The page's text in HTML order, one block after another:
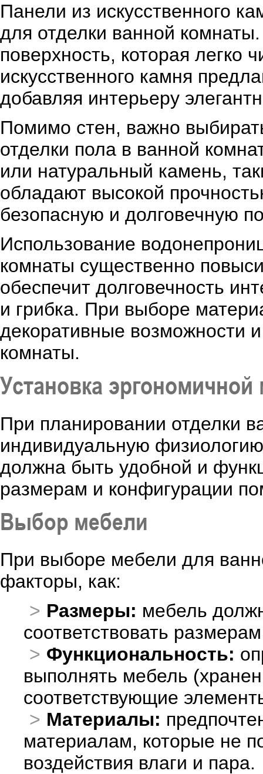
Панели из искусственного
для отделки ванной
поверхность, которая легко
искусственного камня
добавляя интерьеру
Помимо стен, важно
отделки пола в ванной
или натуральный камень,
обладают высокой
безопасную и долговечную
Использование
комнаты существенно
обеспечит долговечность
и грибка. При выборе
декоративные возможности
комнаты.
Установка
При планировании отделки
индивидуальную
должна быть удобной и
размерам и конфигурации
Выбор мебели
При выборе мебели для
факторы, как:
Размеры: мебель
соответствовать
Функциональность:
выполнять мебель
соответствующие
Материалы:
материалам, которые не
воздействия влаги и пара.